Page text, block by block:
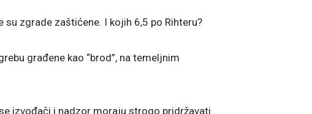
zgrade zaštićene. I kojih 6,5 po Rihteru?
građene kao “brod”, na temeljnim
izvođači i nadzor moraju strogo pridržavati.